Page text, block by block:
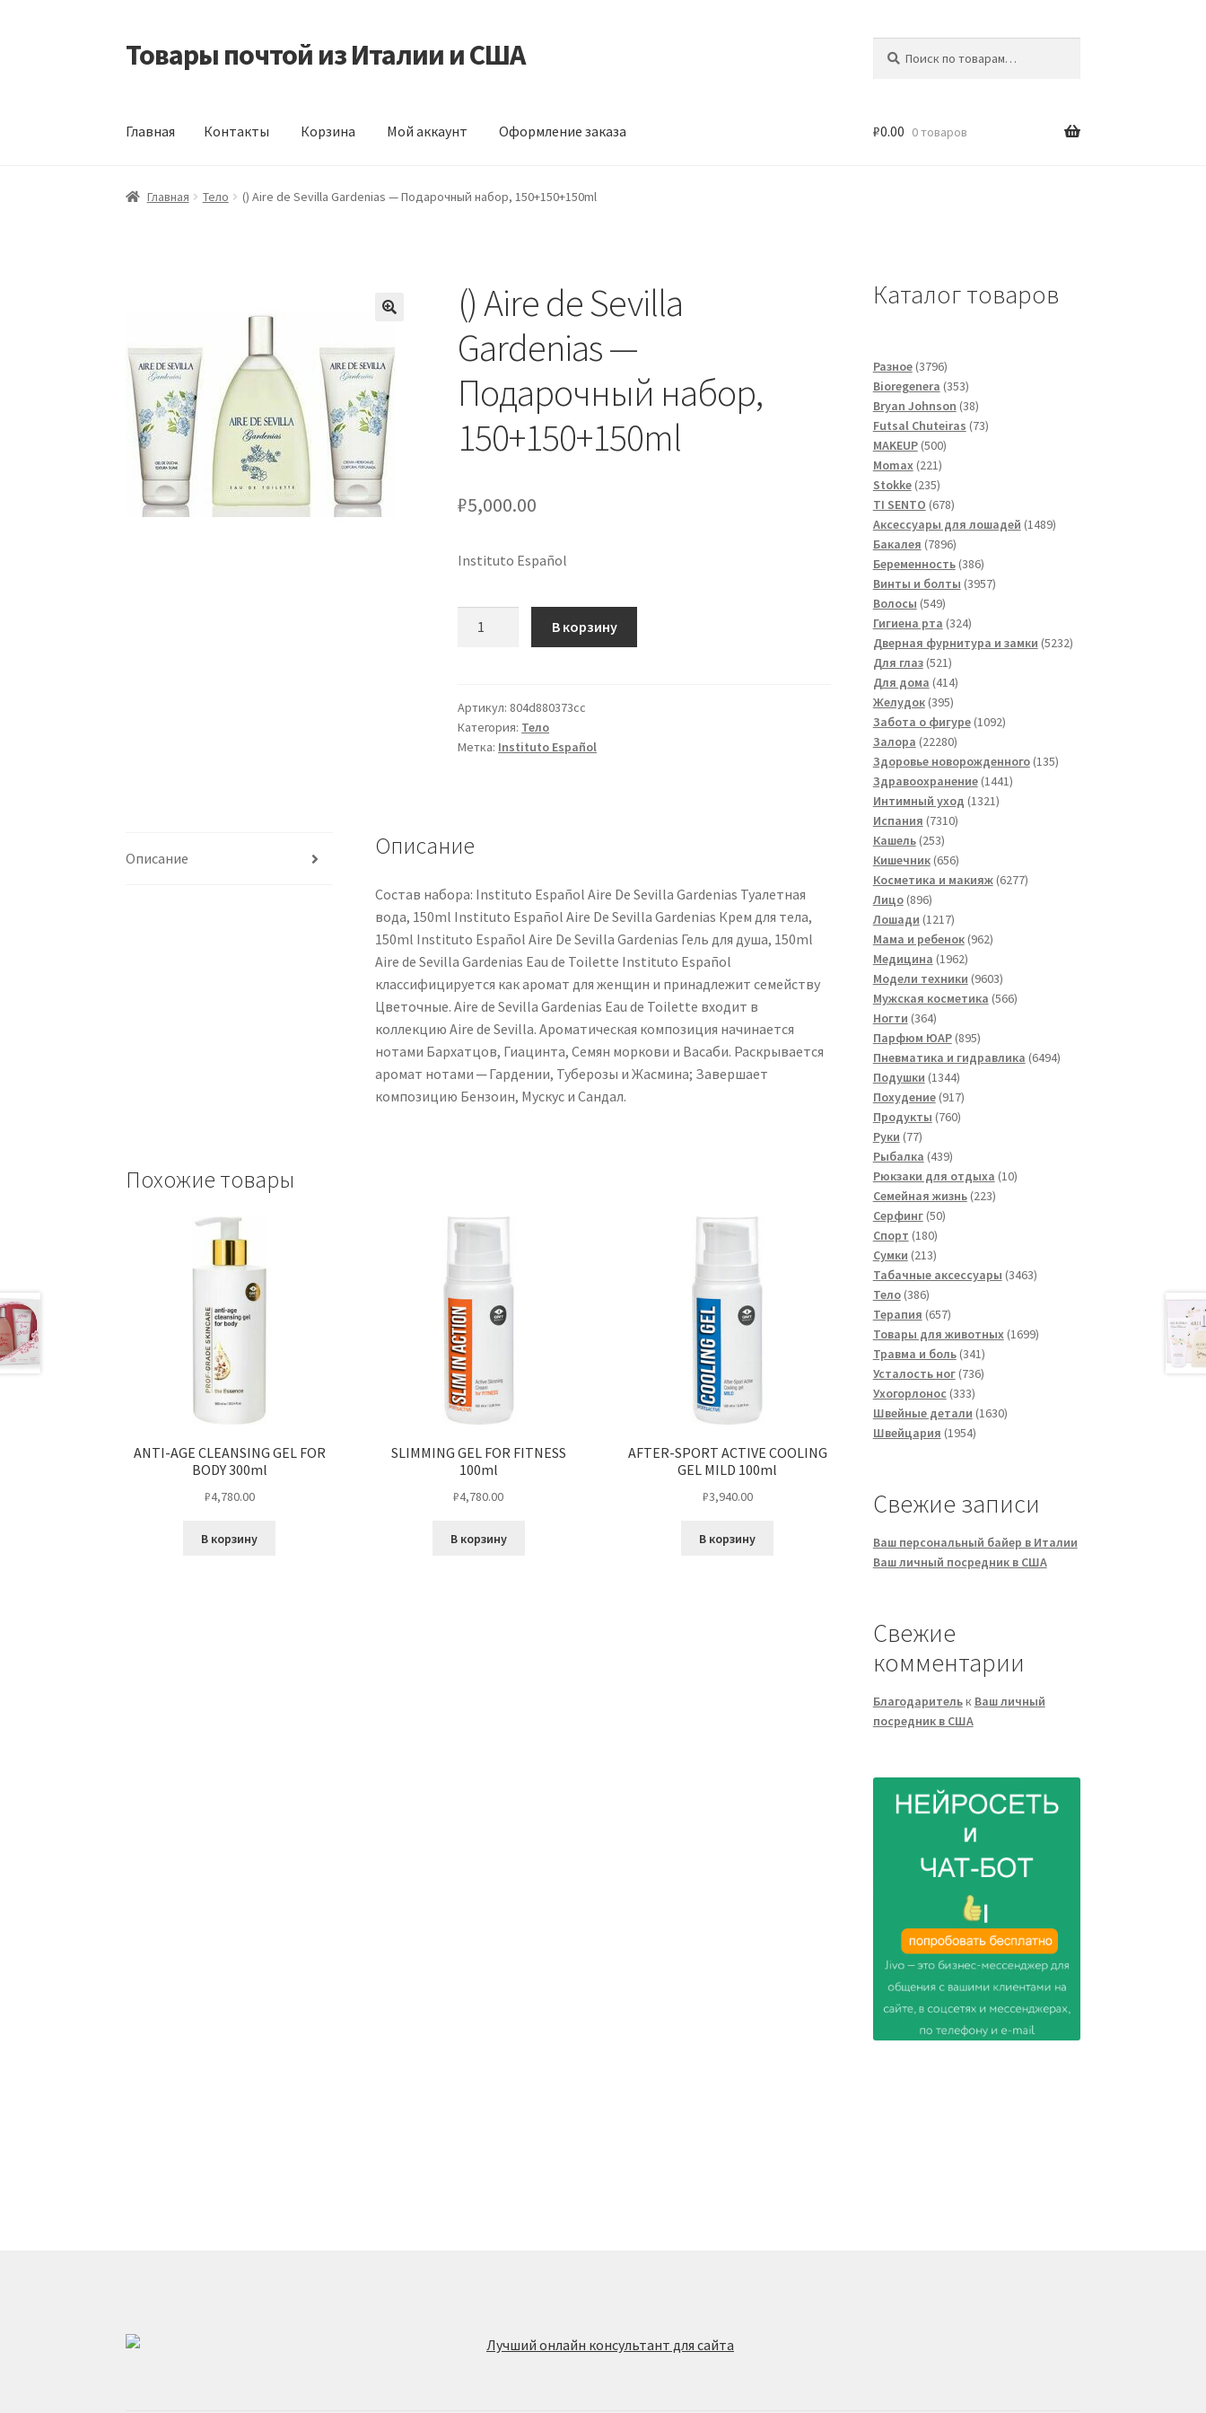
Перейти
к
Перейти
к
Товары почтой из Италии и США
Главная Контакты Корзина Мой аккаунт Оформление заказа
Главная Контакты Корзина Мой аккаунт Оформление заказа
₽0.00 0 товаров
Главная Тело () Aire de Sevilla Gardenias — Подарочный набор, 150+150+150ml
() Aire de Sevilla
Gardenias —
Подарочный набор,
150+150+150ml
₽5,000.00
Instituto Español
de
Sevilla
Gardenias
150+150+150ml
В корзину
Артикул: 804d880373cc
Категория: Тело
Метка: Instituto Español
Описание Описание
Состав набора: Instituto Español Aire De Sevilla Gardenias Туалетная
вода, 150ml Instituto Español Aire De Sevilla Gardenias Крем для тела,
150ml Instituto Español Aire De Sevilla Gardenias Гель для душа, 150ml
Aire de Sevilla Gardenias Eau de Toilette Instituto Español
классифицируется как аромат для женщин и принадлежит семейству
Цветочные. Aire de Sevilla Gardenias Eau de Toilette входит в
коллекцию Aire de Sevilla. Ароматическая композиция начинается
нотами Бархатцов, Гиацинта, Семян моркови и Васаби. Раскрывается
аромат нотами ─ Гардении, Туберозы и Жасмина; Завершает
композицию Бензоин, Мускус и Сандал.
Похожие товары
ANTI-AGE CLEANSING GEL FOR
BODY 300ml
₽4,780.00
В корзину
SLIMMING GEL FOR FITNESS
100ml
₽4,780.00
В корзину
AFTER-SPORT ACTIVE COOLING
GEL MILD 100ml
₽3,940.00
В корзину
Каталог товаров
Разное 37963796
товаров
Bioregenera 353353
товара
Bryan Johnson 3838
товаров
Futsal Сhuteiras 7373
MAKEUP 500500
Momax 221221
товар
Stokke 235235
товаров
TI SENTO 678678
товаров
Аксессуары для лошадей 14891489
Бакалея 78967896
товаров
Беременность 386386
товаров
Винты и болты 39573957
Волосы 549549
товаров
Гигиена рта 324324
товара
Дверная фурнитура и замки 52325232
Для глаз 521521
товар
Для дома 414414
Желудок 395395
товаров
Забота о фигуре 10921092
Залора 2228022280
товаров
Здоровье новорожденного 135135
Здравоохранение 14411441
Интимный уход 13211321
Испания 73107310
Кашель 253253
товара
Кишечник 656656
товаров
Косметика и макияж 62776277
Лицо 896896
товаров
Лошади 12171217
товаров
Мама и ребенок 962962
Медицина 19621962
товара
Модели техники 96039603
товара
Мужская косметика 566566
Ногти 364364
товара
Парфюм ЮАР 895895
товаров
Пневматика и гидравлика 64946494
Подушки 13441344
товара
Похудение 917917
товаров
Продукты 760760
Руки 7777
товаров
Рыбалка 439439
товаров
Рюкзаки для отдыха 1010
Семейная жизнь 223223
Серфинг 5050
Спорт 180180
товаров
Сумки 213213
товаров
Табачные аксессуары 34633463
Тело 386386
товаров
Терапия 657657
товаров
Товары для животных 16991699
Травма и боль 341341
товар
Усталость ног 736736
Ухогорлонос 333333
товара
Швейные детали 16301630
Швейцария 19541954
Свежие записи
Ваш персональный байер в Италии
Ваш личный посредник в США
Свежие
комментарии
Благодарительк Ваш личный
посредник в США